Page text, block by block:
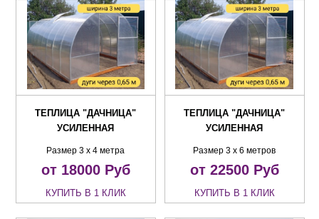
ТЕПЛИЦА "ДАЧНИЦА"
УСИЛЕННАЯ
Размер 3 х 4 метра
от 18000Руб
КУПИТЬ В 1 КЛИК
ТЕПЛИЦА "ДАЧНИЦА"
УСИЛЕННАЯ
Размер 3 х 6 метров
от 22500Руб
КУПИТЬ В 1 КЛИК